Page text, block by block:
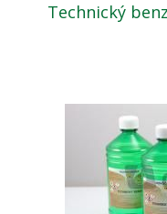
Technický